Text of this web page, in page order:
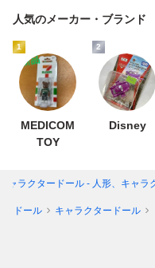
人気のメーカー・ブランド
1
MEDICOM
TOY
2
Disney
ャラクタードール - 人形、キャラ
ードール キャラクタードール